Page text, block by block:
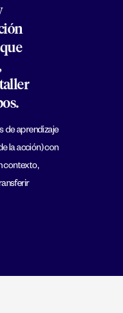
de aprendizaje
la acción) con
contexto,